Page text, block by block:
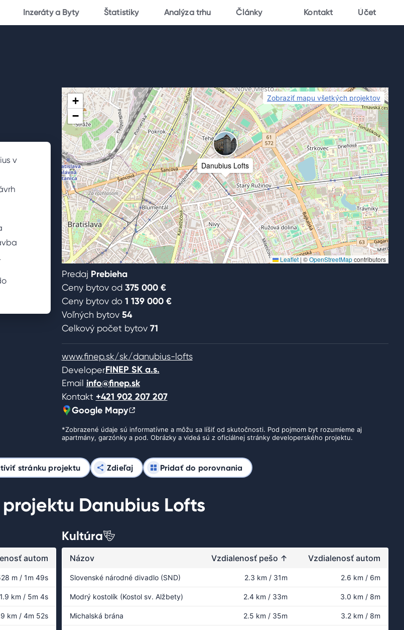
Inzeráty a Byty Štatistiky Analýza trhu Články Kontakt Účet
v
Zobraziť mapu všetkých projektov
Danubius Lofts
+
−
Leaflet | ©OpenStreetMapcontributors
Predaj Prebieha
Ceny bytov od 375 000 €
Ceny bytov do 1 139 000 €
Voľných bytov 54
Celkový počet bytov 71
www.finep.sk/sk/danubius-lofts
DeveloperFINEP SK a.s.
Email info@finep.sk
Kontakt +421 902 207 207
Google Mapy
*Zobrazené údaje sú informatívne a môžu sa líšiť od skutočnosti. Pod pojmom byt rozumieme aj
apartmány, garzónky a pod. Obrázky a videá sú z oficiálnej stránky developerského projektu.
stránku projektu Zdieľaj Pridať do porovnania
Danubius Lofts
autom
m / 1m 49s
1.9 km / 5m 4s
km / 4m 52s
Kultúra
Názov Vzdialenosť pešo ↑ Vzdialenosť autom
Slovenské národné divadlo (SND) 2.3 km / 31m 2.6 km / 6m
Modrý kostolík (Kostol sv. Alžbety) 2.4 km / 33m 3.0 km / 8m
Michalská brána 2.5 km / 35m 3.2 km / 8m